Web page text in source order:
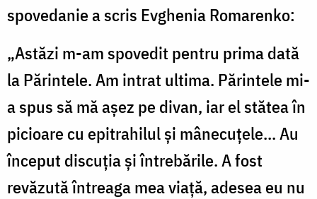
spovedanie a scris Evghenia Romarenko:
„Astăzi m-am spovedit pentru prima dată
la Părintele. Am intrat ultima. Părintele mi-
a spus să mă aşez pe divan, iar el stătea în
picioare cu epitrahilul şi mânecuţele... Au
început discuţia şi întrebările. A fost
revăzută întreaga mea viaţă, adesea eu nu